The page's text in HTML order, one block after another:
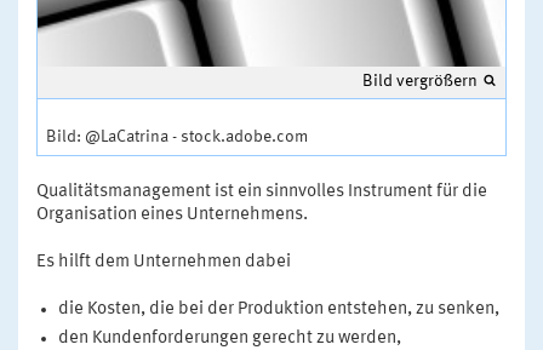
Bild vergrößern
Bild: @LaCatrina - stock.adobe.com
Qualitätsmanagement ist ein sinnvolles Instrument für die
Organisation eines Unternehmens.
Es hilft dem Unternehmen dabei
die Kosten, die bei der Produktion entstehen, zu senken,
den Kundenforderungen gerecht zu werden,